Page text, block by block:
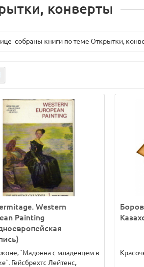
конверты
собраны книги по теме Открытки,
Western
Painting
`Мадонна с младенцем в
Гейсбрехтс Лейтенс,